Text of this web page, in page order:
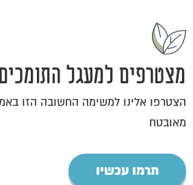
מצטרפים למעגל
הצטרפו אלינו למשימה החשובה הזו
מאובטח
תרמו עכשיו